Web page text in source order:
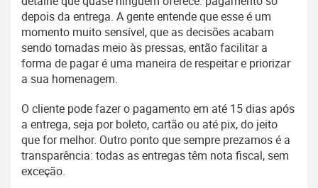
depois da entrega. A gente entende que esse é um
momento muito sensível, que as decisões acabam
sendo tomadas meio às pressas, então facilitar a
forma de pagar é uma maneira de respeitar e priorizar
a sua homenagem.
O cliente pode fazer o pagamento em até 15 dias após
a entrega, seja por boleto, cartão ou até pix, do jeito
que for melhor. Outro ponto que sempre prezamos é a
transparência: todas as entregas têm nota fiscal, sem
exceção.